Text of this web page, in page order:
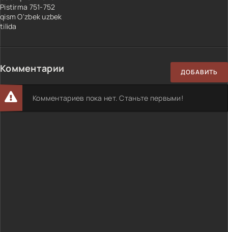
Pistirma 751-752
qism O'zbek uzbek
tilida
Комментарии ДОБАВИТЬ
Комментариев пока нет. Станьте первыми!